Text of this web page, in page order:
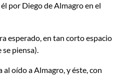
por Diego de Almagro en el
esperado, en tan corto espacio
piensa).
oído a Almagro, y éste, con